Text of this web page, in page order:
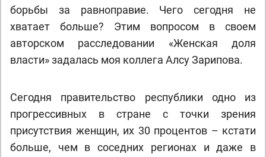
борьбы за равноправие. Чего сегодня не
хватает больше? Этим вопросом в своем
авторском расследовании «Женская доля
власти» задалась моя коллега Алсу Зарипова.
Сегодня правительство республики одно из
прогрессивных в стране с точки зрения
присутствия женщин, их 30 процентов – кстати
больше, чем в соседних регионах и даже в